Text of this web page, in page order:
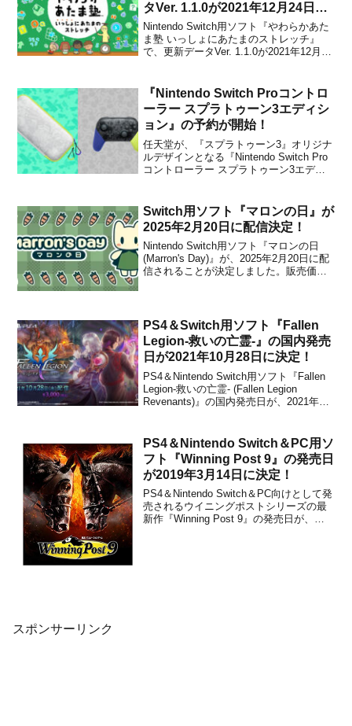
タVer. 1.1.0が2021年12月24日か
ら配信開始！
Nintendo Switch用ソフト『やわらかあた
ま塾 いっしょにあたまのストレッチ』
で、更新データVer. 1.1.0が2021年12月24
です。【全般】●各モードの「すいそくし
ゃしん」「超すいそくしゃし...
『Nintendo Switch Proコントロ
ーラー スプラトゥーン3エディシ
ョン』の予約が開始！
任天堂が、『スプラトゥーン3』オリジナ
ルデザインとなる『Nintendo Switch Pro
コントローラー スプラトゥーン3エディ
面保護シート付き)』も2022年8月26日に
発売するこ...
Switch用ソフト『マロンの日』が
2025年2月20日に配信決定！
Nintendo Switch用ソフト『マロンの日
(Marron's Day)』が、2025年2月20日に配
信されることが決定しました。販売価格
PS4＆Switch用ソフト『Fallen
Legion-救いの亡霊-』の国内発売
日が2021年10月28日に決定！
PS4＆Nintendo Switch用ソフト『Fallen
Legion-救いの亡霊- (Fallen Legion
Revenants)』の国内発売日が、2021年10
3,000円(税込)に設定されていま...
PS4＆Nintendo Switch＆PC用ソ
フト『Winning Post 9』の発売日
が2019年3月14日に決定！
PS4＆Nintendo Switch＆PC向けとして発
売されるウイニングポストシリーズの最
新作『Winning Post 9』の発売日が、
スポンサーリンク